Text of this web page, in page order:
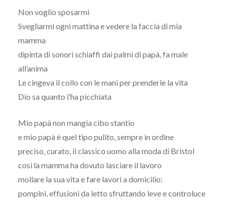
Non voglio sposarmi
Svegliarmi ogni mattina e vedere la faccia di mia
mamma
dipinta di sonori schiaffi dai palmi di papà, fa male
all’anima
Le cingeva il collo con le mani per prenderle la vita
Dio sa quanto l’ha picchiata
Mio papà non mangia cibo stantio
e mio papà è quel tipo pulito, sempre in ordine
preciso, curato, il classico uomo alla moda di Bristol
così la mamma ha dovuto lasciare il lavoro
mollare la sua vita e fare lavori a domicilio:
pompini, effusioni da letto sfruttando leve e controluce